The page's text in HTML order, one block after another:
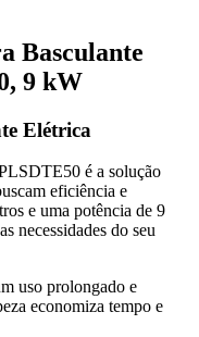
Basculante
9 kW
Elétrica
é a solução
eficiência e
e uma potência de 9
necessidades do seu
uso prolongado e
economiza tempo e